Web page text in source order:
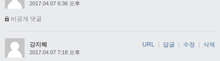
2017.04.07 6:36 오후
비공개 댓글
강지혜
2017.04.07 7:18 오후
URL 답글 수정 삭제